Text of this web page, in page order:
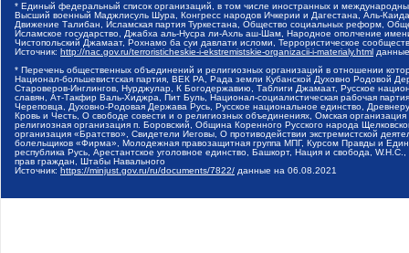
* Единый федеральный список организаций, в том числе иностранных и
Высший военный Маджлисуль Шура, Конгресс народов Ичкерии и Дагестана, Аль-
Движение Талибан, Исламская партия Туркестана, Общество социальных реформ,
Исламское государство, Джабха аль-Нусра ли-Ахль аш-Шам, Народное ополчение
Чистопольский Джамаат, Рохнамо ба суи давлати исломи, Террористическое
Источник: http://nac.gov.ru/terroristicheskie-i-ekstremistskie-organizacii-i-materialy.html
* Перечень общественных объединений и религиозных организаций в отношении
Национал-большевистская партия, ВЕК РА, Рада земли Кубанской Духовно Родовой
Староверов-Инглингов, Нурджулар, К Богодержавию, Таблиги Джамаат, Русское
славян, Ат-Такфир Валь-Хиджра, Пит Буль, Национал-социалистическая рабочая
Череповца, Духовно-Родовая Держава Русь, Русское национальное единство,
Кровь и Честь, О свободе совести и о религиозных объединениях, Омская
религиозная организация п. Боровский, Община Коренного Русского народа
организация «Братство», Свидетели Иеговы, О противодействии экстремистской
болельщиков «Фирма», Молодежная правозащитная группа МПГ, Курсом Правды и
республика Русь, Арестантское уголовное единство, Башкорт, Нация и свобода,
прав граждан, Штабы Навального
Источник: https://minjust.gov.ru/ru/documents/7822/ данные на 06.08.2021